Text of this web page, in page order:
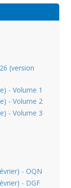
(version
- Volume 1
- Volume 2
- Volume 3
- OQN
- DGF